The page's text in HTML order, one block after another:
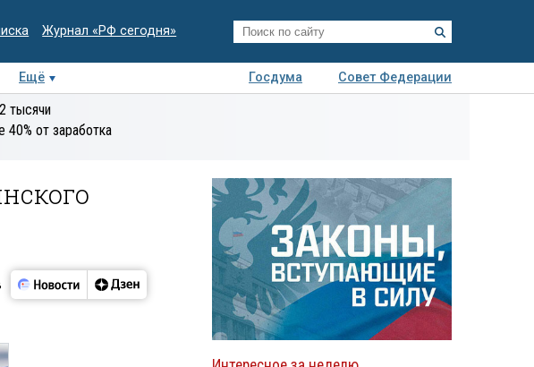
Журнал «РФ сегодня»
Ещё Госдума
Совет Федерации
экспертиза
тысячи
от заработка